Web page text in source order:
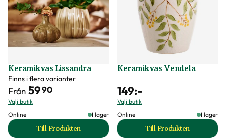
Keramikvas Lissandra
Finns i flera varianter
Från 5990
Välj butik
Online
I lager
Till Produkten
till Keramikvas Lissandra produktsida
Keramikvas Vendela
149:-
Välj butik
Online
I lager
Till Produkten
till Keramikvas